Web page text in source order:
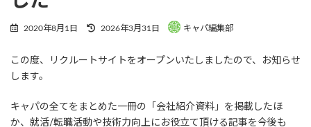
2020年8月1日
updated
2026年3月31日 キャパ編集部
この度、リクルートサイトをオープンいたしましたので、お知らせ
します。
キャパの全てをまとめた一冊の「会社紹介資料」を掲載したほ
か、就活/転職活動や技術力向上にお役立て頂ける記事を今後も